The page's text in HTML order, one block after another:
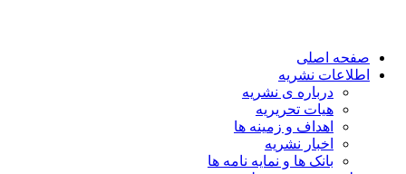
صفحه اصلی
اطلاعات نشریه
درباره ی نشریه
هیات تحریریه
اهداف و زمینه ها
اخبار نشریه
بانک ها و نمایه نامه ها